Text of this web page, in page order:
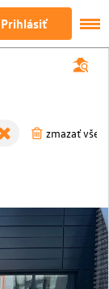
Prihlásiť
zmazať